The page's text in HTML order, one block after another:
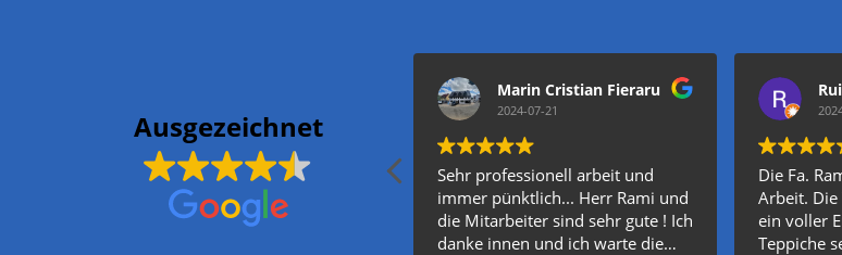
Ausgezeichnet
Marin Cristian Fieraru
2024-07-21
Sehr professionell arbeit und
immer pünktlich... Herr Rami und
die Mitarbeiter sind sehr gute ! Ich
danke innen und ich warte die
Die Fa.
Arbeit.
ein voller
Teppiche